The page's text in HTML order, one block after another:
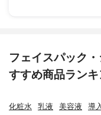
フェイスパック
すすめ商品ラン
化粧水 乳液 美容液 導